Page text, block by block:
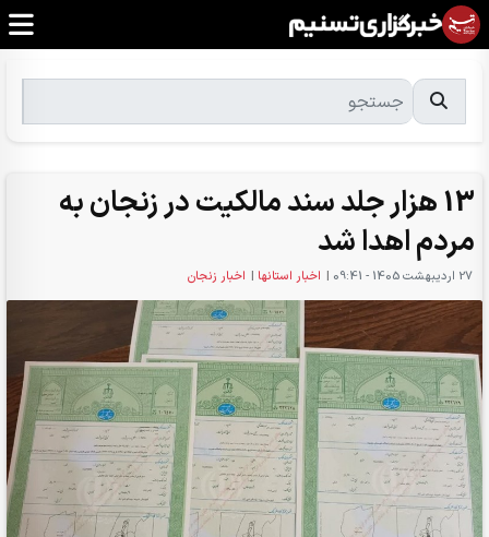
13 هزار جلد سند مالکیت در زنجان به
مردم اهدا شد
27 ارديبهشت 1405 - 09:41 | اخبار استانها | اخبار زنجان